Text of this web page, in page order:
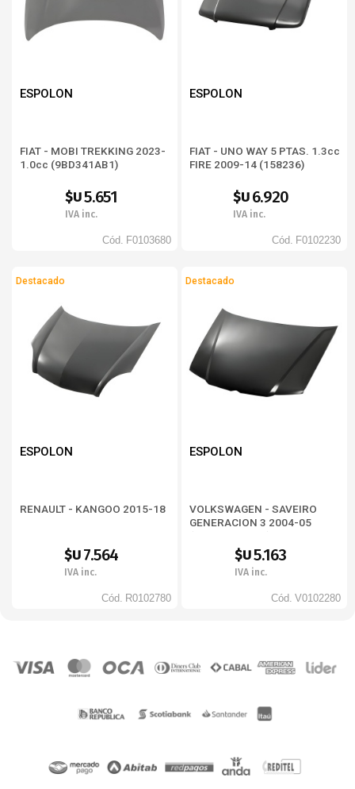
ESPOLON
FIAT - MOBI TREKKING 2023-
1.0cc (9BD341AB1)
$U5.651
IVA inc.
Cód. F0103680
ESPOLON
FIAT - UNO WAY 5 PTAS. 1.3cc
FIRE 2009-14 (158236)
$U 6.920
IVA inc.
Cód. F0102230
Destacado
ESPOLON
RENAULT - KANGOO 2015-18
$U 7.564
IVA inc.
Cód. R0102780
Destacado
ESPOLON
VOLKSWAGEN - SAVEIRO
GENERACION 3 2004-05
$U5.163
IVA inc.
Cód. V0102280